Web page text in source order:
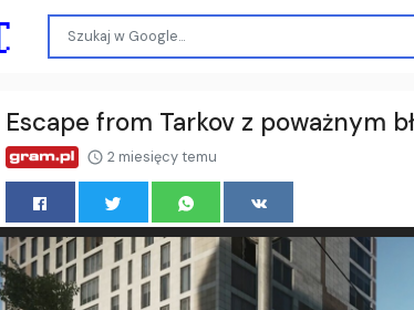
Escape from Tarkov z poważnym
2 miesięcy temu